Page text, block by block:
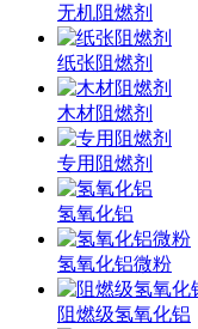
无机阻燃剂
纸张阻燃剂
木材阻燃剂
专用阻燃剂
氢氧化铝
氢氧化铝微粉
阻燃级氢氧化铝